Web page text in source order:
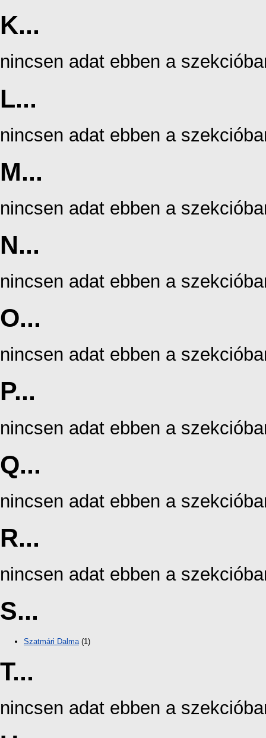
K...
nincsen adat ebben a
L...
nincsen adat ebben a
M...
nincsen adat ebben a
N...
nincsen adat ebben a
O...
nincsen adat ebben a
P...
nincsen adat ebben a
Q...
nincsen adat ebben a
R...
nincsen adat ebben a
S...
Szatmári Dalma(1)
T...
nincsen adat ebben a